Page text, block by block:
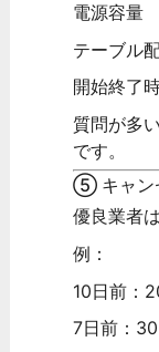
電源容量
テーブル
開始終了
質問が多
です。
⑤ キャン
優良業者
例：
10日前：
7日前：